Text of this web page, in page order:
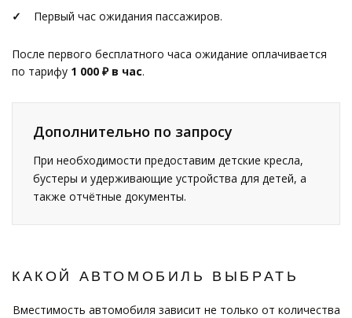
Первый час ожидания пассажиров.
После первого бесплатного часа ожидание оплачивается
по тарифу 1 000 ₽ в час.
Дополнительно по запросу
При необходимости предоставим детские кресла,
бустеры и удерживающие устройства для детей, а
также отчётные документы.
КАКОЙ АВТОМОБИЛЬ ВЫБРАТЬ
Вместимость автомобиля зависит не только от количества